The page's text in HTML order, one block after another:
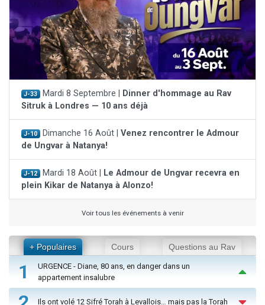
J-33 Mardi 8 Septembre |
Dinner d'hommage au Rav
Sitruk à Londres — 10 ans déjà
J-10 Dimanche 16 Août | Venez rencontrer le Admour
de Ungvar à Natanya!
J-12 Mardi 18 Août |
Le Admour de Ungvar recevra en
plein Kikar de Natanya à Alonzo!
Voir tous les événements à venir
+ Populaires Cours Questions au Rav
1
URGENCE - Diane, 80 ans, en danger dans un
appartement insalubre
Ils ont volé 12 Sifré Torah à Levallois… mais pas la Torah